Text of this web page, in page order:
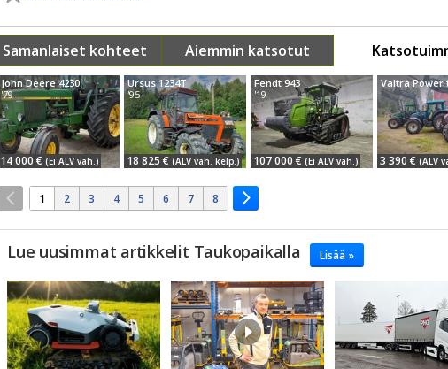
Samanlaiset kohteet Aiemmin katsotut
John Deere 4230
'79
14 000 € (Ei ALV väh.)
Ursus 1234T
'95
18 825 € (ALV väh. kelp.)
Fendt 943
'19
107 000 € (Ei ALV väh.) 3 390 € (ALV
1 2 3 4 5 6 7 8
Lue uusimmat artikkelit Taukopaikalla Lisää »